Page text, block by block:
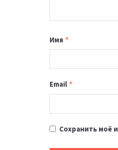
Имя *
Email *
Сохранить моё